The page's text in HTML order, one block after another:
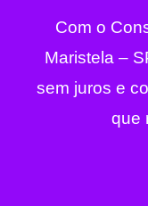
Com o
Maristela –
sem juros e
que